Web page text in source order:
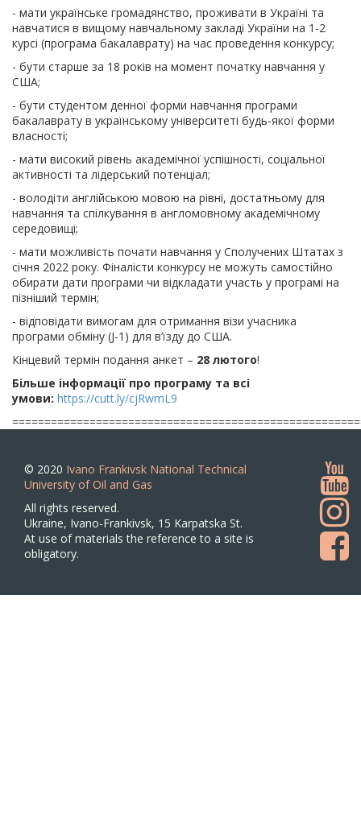
- мати українське громадянство, проживати в Україні та
навчатися в вищому навчальному закладі України на 1-2
курсі (програма бакалаврату) на час проведення конкурсу;
- бути старше за 18 років на момент початку навчання у
США;
- бути студентом денної форми навчання програми
бакалаврату в українському університеті будь-якої форми
власності;
- мати високий рівень академічної успішності, соціальної
активності та лідерський потенціал;
- володіти англійською мовою на рівні, достатньому для
навчання та спілкування в англомовному академічному
середовищі;
- мати можливість почати навчання у Сполучених Штатах з
січня 2022 року. Фіналісти конкурсу не можуть самостійно
обирати дати програми чи відкладати участь у програмі на
пізніший термін;
- відповідати вимогам для отримання візи учасника
програми обміну (J-1) для в’їзду до США.
Кінцевий термін подання анкет – 28 лютого!
Більше інформації про програму та всі
умови: https://cutt.ly/cjRwmL9
© 2020 Ivano Frankivsk National Technical
University of Oil and Gas
All rights reserved.
Ukraine, Ivano-Frankivsk, 15 Karpatska St.
At use of materials the reference to a site is
obligatory.